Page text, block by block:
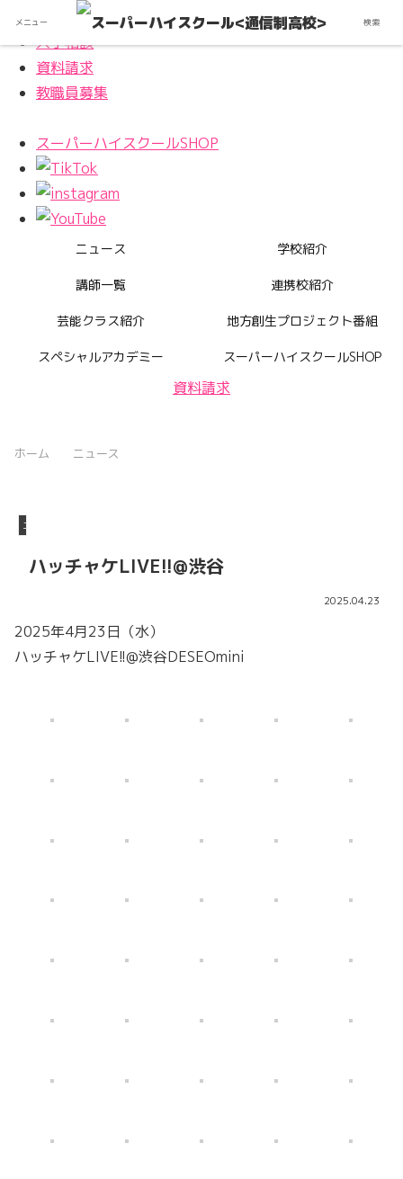
入学相談
資料請求
教職員募集
スーパーハイスクールSHOP
ニュース 学校紹介
講師一覧 連携校紹介
芸能クラス紹介 地方創生プロジェクト番組
スペシャルアカデミー スーパーハイスクールSHOP
資料請求
ホーム ニュース
ニュース
ハッチャケLIVE!!@渋谷
2025.04.23
2025年4月23日（水）
ハッチャケLIVE!!@渋谷DESEOmini
メニュー 検索